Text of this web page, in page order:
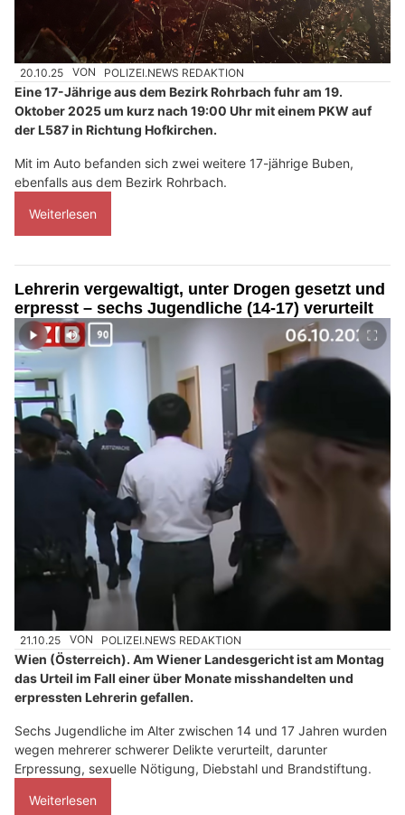
20.10.25 VON POLIZEI.NEWS REDAKTION
Eine 17-Jährige aus dem Bezirk Rohrbach fuhr am 19.
Oktober 2025 um kurz nach 19:00 Uhr mit einem PKW auf
der L587 in Richtung Hofkirchen.
Mit im Auto befanden sich zwei weitere 17-jährige Buben,
ebenfalls aus dem Bezirk Rohrbach.
Weiterlesen
Lehrerin vergewaltigt, unter Drogen gesetzt und
erpresst – sechs Jugendliche (14-17) verurteilt
21.10.25 VON POLIZEI.NEWS REDAKTION
Wien (Österreich). Am Wiener Landesgericht ist am Montag
das Urteil im Fall einer über Monate misshandelten und
erpressten Lehrerin gefallen.
Sechs Jugendliche im Alter zwischen 14 und 17 Jahren wurden
wegen mehrerer schwerer Delikte verurteilt, darunter
Erpressung, sexuelle Nötigung, Diebstahl und Brandstiftung.
Weiterlesen